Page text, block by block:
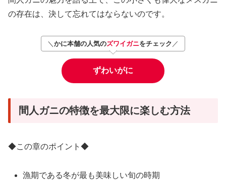
の存在は、決して忘れてはならないのです。
＼ かに本舗の人気のズワイガニをチェック ／
ずわいがに
間人ガニの特徴を最大限に楽しむ方法
◆この章のポイント◆
漁期である冬が最も美味しい旬の時期